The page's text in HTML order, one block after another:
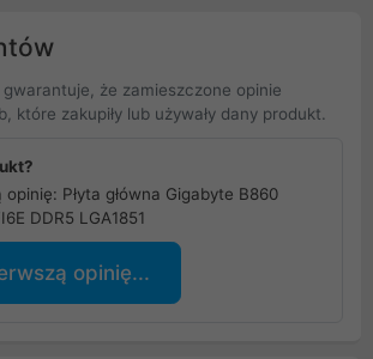
gwarantuje, że zamieszczone opinie
które zakupiły lub używały dany produkt.
Płyta główna Gigabyte B860
DDR5 LGA1851
opinię...